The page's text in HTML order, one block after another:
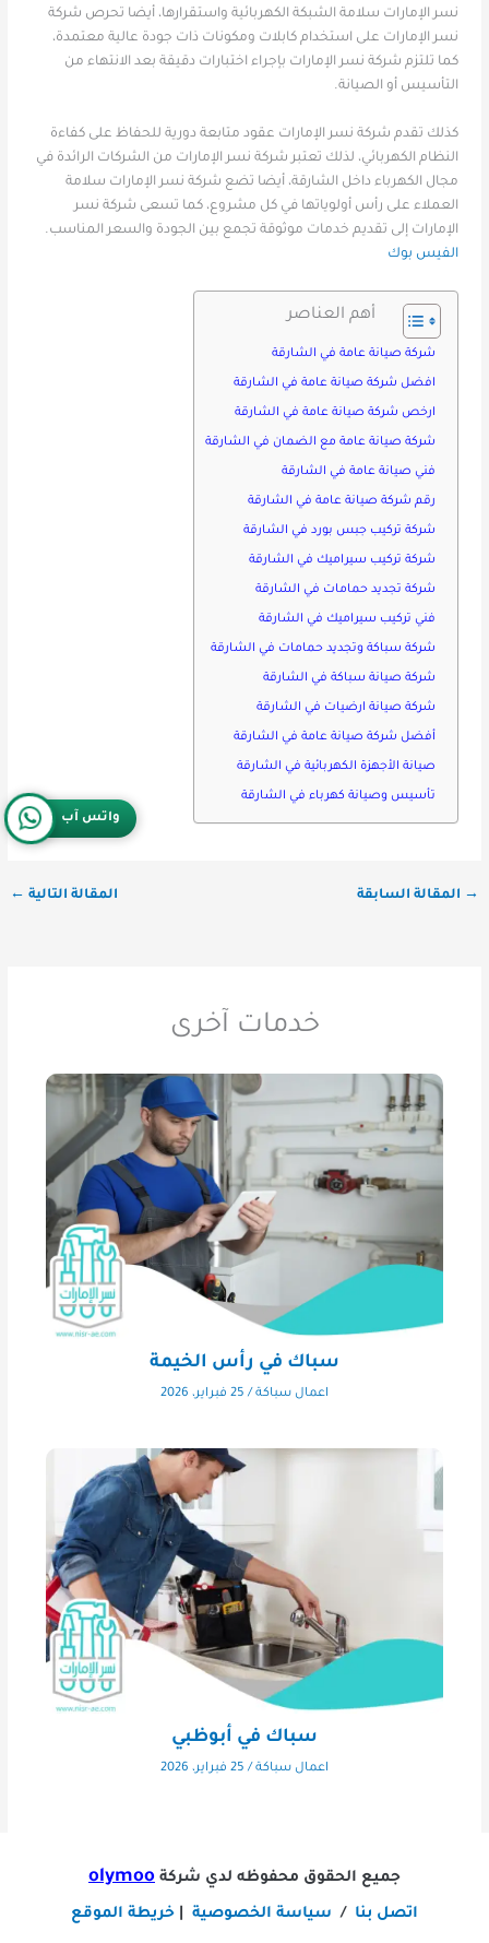
نسر الإمارات سلامة الشبكة الكهربائية واستقرارها، أيضا تحرص شركة
نسر الإمارات على استخدام كابلات ومكونات ذات جودة عالية معتمدة،
كما تلتزم شركة نسر الإمارات بإجراء اختبارات دقيقة بعد الانتهاء من
التأسيس أو الصيانة.
كذلك تقدم شركة نسر الإمارات عقود متابعة دورية للحفاظ على كفاءة
النظام الكهربائي، لذلك تعتبر شركة نسر الإمارات من الشركات الرائدة في
مجال الكهرباء داخل الشارقة، أيضا تضع شركة نسر الإمارات سلامة
العملاء على رأس أولوياتها في كل مشروع، كما تسعى شركة نسر
الإمارات إلى تقديم خدمات موثوقة تجمع بين الجودة والسعر المناسب.
الفيس بوك
أهم العناصر
شركة صيانة عامة في الشارقة
افضل شركة صيانة عامة في الشارقة
ارخص شركة صيانة عامة في الشارقة
شركة صيانة عامة مع الضمان في الشارقة
فني صيانة عامة في الشارقة
رقم شركة صيانة عامة في الشارقة
شركة تركيب جبس بورد في الشارقة
شركة تركيب سيراميك في الشارقة
شركة تجديد حمامات في الشارقة
فني تركيب سيراميك في الشارقة
شركة سباكة وتجديد حمامات في الشارقة
شركة صيانة سباكة في الشارقة
شركة صيانة ارضيات في الشارقة
أفضل شركة صيانة عامة في الشارقة
صيانة الأجهزة الكهربائية في الشارقة
تأسيس وصيانة كهرباء في الشارقة
→ المقالة السابقة المقالة التالية ←
خدمات آخرى
سباك في رأس الخيمة
اعمال سباكة / 25 فبراير، 2026
سباك في أبوظبي
اعمال سباكة / 25 فبراير، 2026
جميع الحقوق محفوظه لدي شركة olymoo
اتصل بنا / سياسة الخصوصية خريطة الموقع
واتس آب